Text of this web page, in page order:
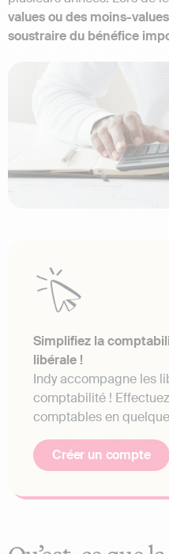
values ou des moins-
soustraire du bénéfice
Simplifiez la
libérale !
Indy accompagne les
comptabilité !
comptables en
Créer un compte